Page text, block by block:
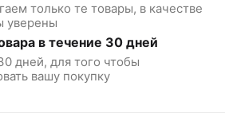
только те товары, в качестве
уверены
в течение 30 дней
дней, для того чтобы
вашу покупку